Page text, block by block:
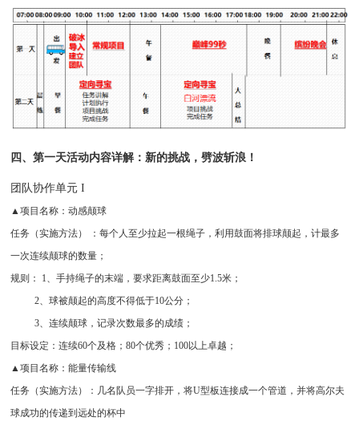
四、第一天活动内容详解：新的挑战，劈波斩浪！
团队协作单元 I
▲项目名称：动感颠球
任务（实施方法） ：每个人至少拉起一根绳子，利用鼓面将排球颠起，计最多
一次连续颠球的数量；
规则： 1、手持绳子的末端，要求距离鼓面至少1.5米；
2、球被颠起的高度不得低于10公分；
3、连续颠球，记录次数最多的成绩；
目标设定：连续60个及格；80个优秀；100以上卓越；
▲项目名称：能量传输线
任务（实施方法）：几名队员一字排开，将U型板连接成一个管道，并将高尔夫
球成功的传递到远处的杯中